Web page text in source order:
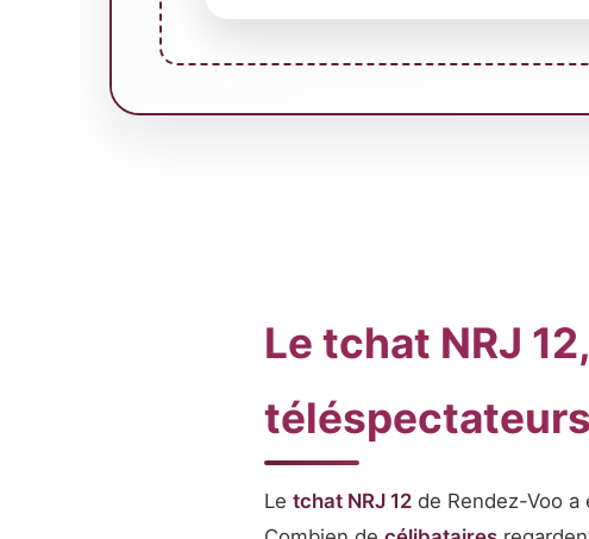
Le tchat NRJ
Le tchat NRJ 12 de Rendez-Voo